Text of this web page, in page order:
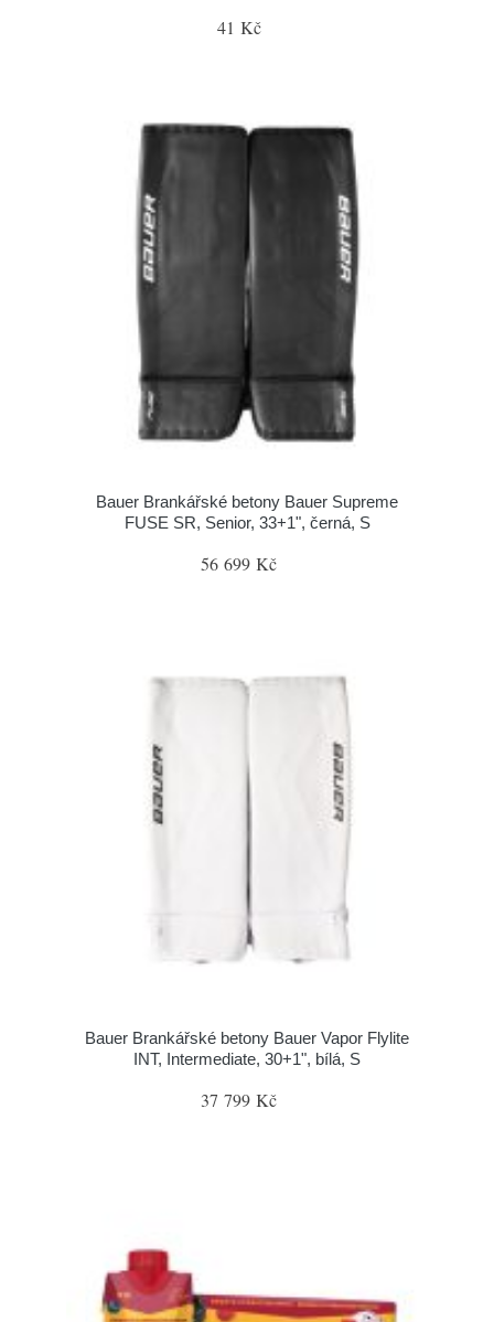
41 Kč
Bauer Brankářské betony Bauer Supreme
FUSE SR, Senior, 33+1", černá, S
56 699 Kč
Bauer Brankářské betony Bauer Vapor Flylite
INT, Intermediate, 30+1", bílá, S
37 799 Kč